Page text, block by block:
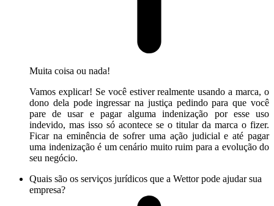
Muita coisa ou nada!
Vamos explicar! Se você estiver realmente usando a marca, o
dono dela pode ingressar na justiça pedindo para que você
pare de usar e pagar alguma indenização por esse uso
indevido, mas isso só acontece se o titular da marca o fizer.
Ficar na eminência de sofrer uma ação judicial e até pagar
uma indenização é um cenário muito ruim para a evolução do
seu negócio.
Quais são os serviços jurídicos que a Wettor pode ajudar sua
empresa?